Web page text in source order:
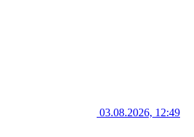
03.08.2026, 12:49